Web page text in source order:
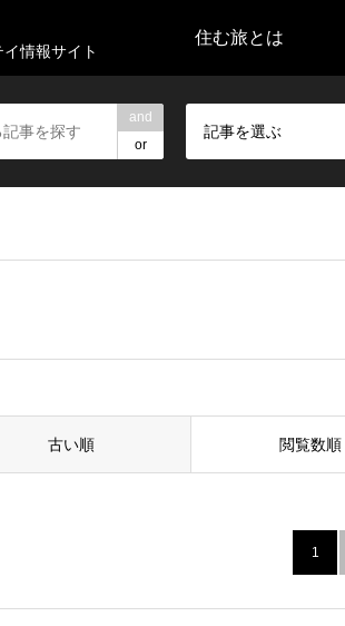
情報サイト
住む旅とは
and
or
記事を選ぶ
古い順 閲覧数順
1